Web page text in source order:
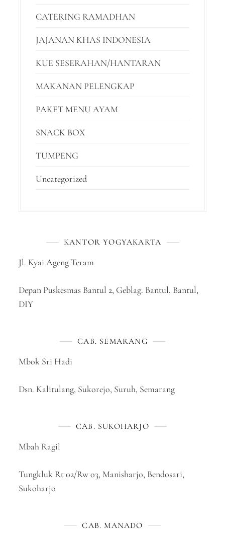
CATERING RAMADHAN
JAJANAN KHAS INDONESIA
KUE SESERAHAN/HANTARAN
MAKANAN PELENGKAP
PAKET MENU AYAM
SNACK BOX
TUMPENG
Uncategorized
KANTOR YOGYAKARTA
Jl. Kyai Ageng Teram
Depan Puskesmas Bantul 2, Geblag. Bantul, Bantul,
DIY
CAB. SEMARANG
Mbok Sri Hadi
Dsn. Kalitulang, Sukorejo, Suruh, Semarang
CAB. SUKOHARJO
Mbah Ragil
Tungkluk Rt 02/Rw 03, Manisharjo, Bendosari,
Sukoharjo
CAB. MANADO